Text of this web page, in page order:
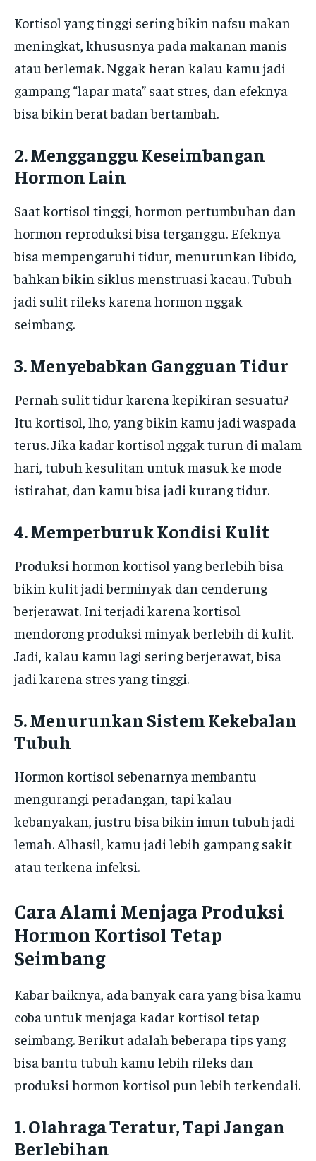
Kortisol yang tinggi sering bikin nafsu makan
meningkat, khususnya pada makanan manis
atau berlemak. Nggak heran kalau kamu jadi
gampang “lapar mata” saat stres, dan efeknya
bisa bikin berat badan bertambah.
2. Mengganggu Keseimbangan
Hormon Lain
Saat kortisol tinggi, hormon pertumbuhan dan
hormon reproduksi bisa terganggu. Efeknya
bisa mempengaruhi tidur, menurunkan libido,
bahkan bikin siklus menstruasi kacau. Tubuh
jadi sulit rileks karena hormon nggak
seimbang.
3. Menyebabkan Gangguan Tidur
Pernah sulit tidur karena kepikiran sesuatu?
Itu kortisol, lho, yang bikin kamu jadi waspada
terus. Jika kadar kortisol nggak turun di malam
hari, tubuh kesulitan untuk masuk ke mode
istirahat, dan kamu bisa jadi kurang tidur.
4. Memperburuk Kondisi Kulit
Produksi hormon kortisol yang berlebih bisa
bikin kulit jadi berminyak dan cenderung
berjerawat. Ini terjadi karena kortisol
mendorong produksi minyak berlebih di kulit.
Jadi, kalau kamu lagi sering berjerawat, bisa
jadi karena stres yang tinggi.
5. Menurunkan Sistem Kekebalan
Tubuh
Hormon kortisol sebenarnya membantu
mengurangi peradangan, tapi kalau
kebanyakan, justru bisa bikin imun tubuh jadi
lemah. Alhasil, kamu jadi lebih gampang sakit
atau terkena infeksi.
Cara Alami Menjaga Produksi
Hormon Kortisol Tetap
Seimbang
Kabar baiknya, ada banyak cara yang bisa kamu
coba untuk menjaga kadar kortisol tetap
seimbang. Berikut adalah beberapa tips yang
bisa bantu tubuh kamu lebih rileks dan
produksi hormon kortisol pun lebih terkendali.
1. Olahraga Teratur, Tapi Jangan
Berlebihan